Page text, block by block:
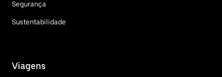
Segurança
Sustentabilidade
Viagens